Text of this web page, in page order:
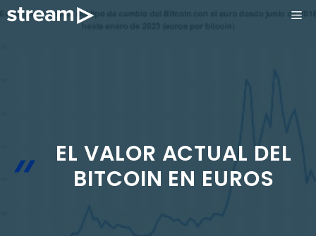
Saltar
EL VALOR ACTUAL DEL
BITCOIN EN EUROS